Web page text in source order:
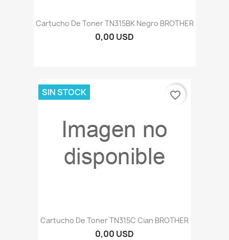
Cartucho De Toner TN315BK Negro BROTHER
0,00 USD
Cartucho De Toner TN315C Cian BROTHER
0,00 USD
SIN STOCK favorite_border